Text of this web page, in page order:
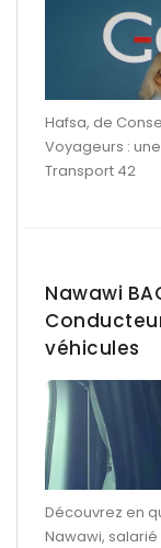
Hafsa, de
Voyageurs :
Transport 42
Nawawi
véhicules
Découvrez en
Nawawi, salarié